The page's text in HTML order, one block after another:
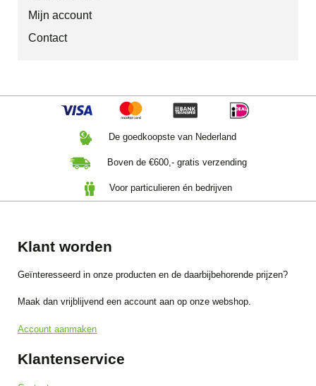
Mijn account
Contact
De goedkoopste van Nederland
Boven de €600,- gratis verzending
Voor particulieren én bedrijven
Klant worden
Geïnteresseerd in onze producten en de daarbijbehorende prijzen?
Maak dan vrijblijvend een account aan op onze webshop.
Account aanmaken
Klantenservice